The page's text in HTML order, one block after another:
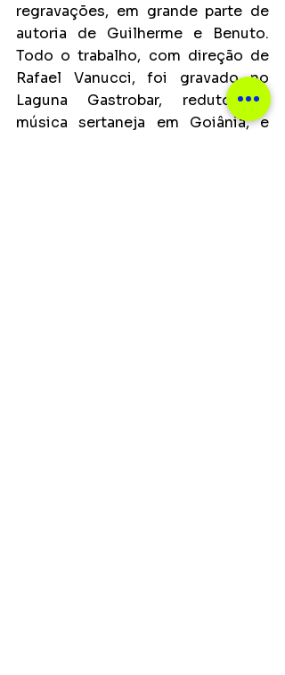
regravações, em grande parte de
autoria de Guilherme e Benuto.
Todo o trabalho, com direção de
Rafael Vanucci, foi gravado no
Laguna Gastrobar, reduto da
música sertaneja em Goiânia, e